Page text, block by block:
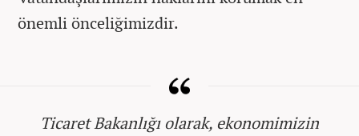
önemli önceliğimizdir.
Ticaret Bakanlığı olarak, ekonomimizin